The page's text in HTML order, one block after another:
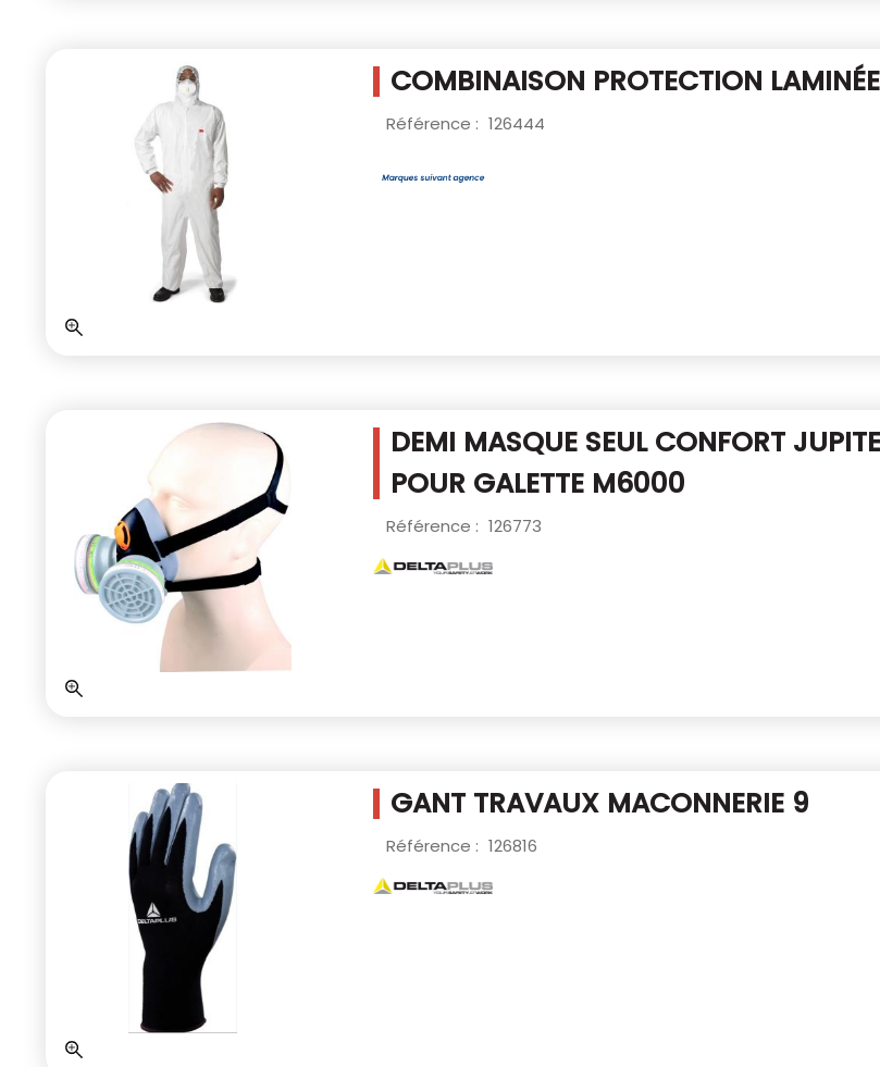
COMBINAISON PROTECTION
Référence : 126444
DEMI MASQUE SEUL CONFORT
POUR GALETTE M6000
Référence : 126773
GANT TRAVAUX MACONNERIE 9
Référence : 126816